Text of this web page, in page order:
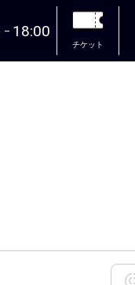
18:00
チケット